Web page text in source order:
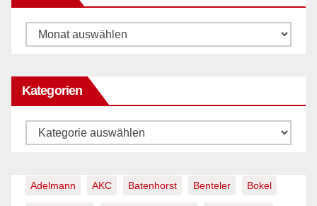
Archiv
Kategorien
Kategorien
Adelmann AKC Batenhorst Benteler Bokel